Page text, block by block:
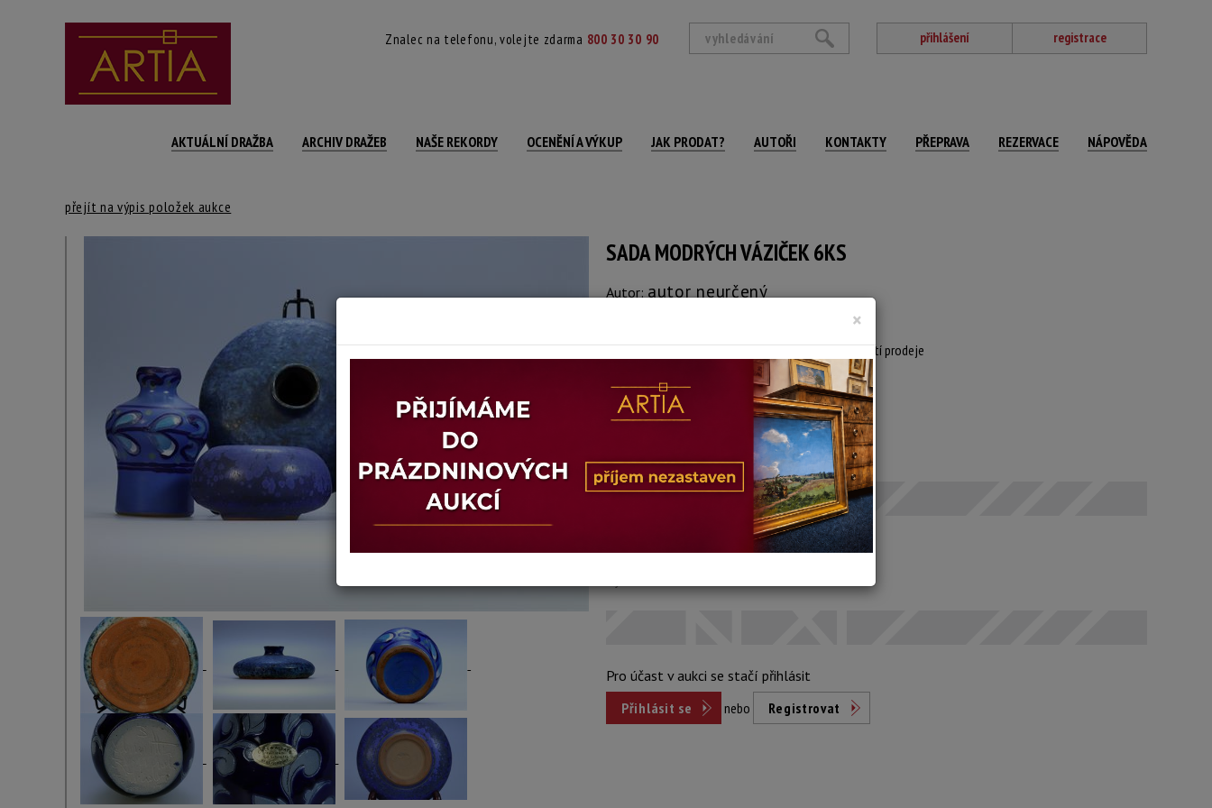
Znalec na telefonu, volejte zdarma 800 30 30 90 přihlášení registrace
AKTUÁLNÍ DRAŽBA ARCHIV DRAŽEB NAŠE REKORDY OCENĚNÍ A VÝKUP JAK PRODAT? AUTOŘI KONTAKTY PŘEPRAVA REZERVACE NÁPOVĚDA
přejít na výpis položek aukce
SADA MODRÝCH VÁZIČEK 6KS
Autor:autor neurčený
Vázičky jsou značeny zespodu, stojánek není součástí prodeje
Výška: 6 - 13,5 cm cm
Stav: dobrý
10.06.2026 20:01 SELČ
Dosažená cena:neprodáno
Pro účast v aukci se stačí přihlásit
Přihlásit se
nebo Registrovat
×